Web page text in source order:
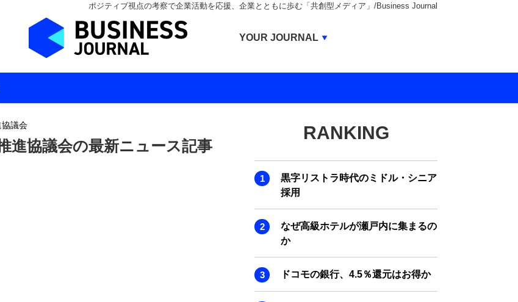
ポジティブ視点の考察で企業活動を応援、企業とともに歩む「共創型メディア」/Business Journal
議会
進協議会の最新ニュース記事
RANKING
黒字リストラ時代のミドル・シニア
採用
なぜ高級ホテルが瀬戸内に集まるの
か
ドコモの銀行、4.5％還元はお得か
YOUR JOURNAL
BUSINESS JOURNAL
IVS JOURNAL
ENERGY MANAGEMENT JOURNAL
INBOUND JOURNAL
LIFE ENDING JOURNAL
AI JOURNAL
SMART MARKETING JOURNAL